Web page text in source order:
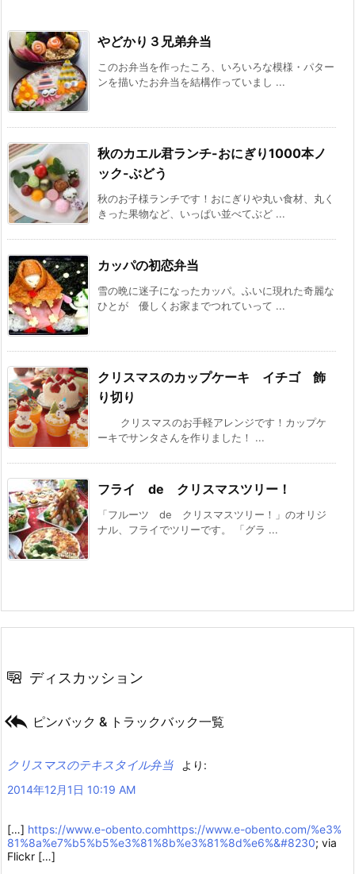
やどかり３兄弟弁当
このお弁当を作ったころ、いろいろな模様・パター
ンを描いたお弁当を結構作っていまし ...
秋のカエル君ランチ-おにぎり1000本ノ
ック-ぶどう
秋のお子様ランチです！おにぎりや丸い食材、丸く
きった果物など、いっぱい並べてぶど ...
カッパの初恋弁当
雪の晩に迷子になったカッパ。ふいに現れた奇麗な
ひとが 優しくお家までつれていって ...
クリスマスのカップケーキ イチゴ 飾
り切り
クリスマスのお手軽アレンジです！カップケ
ーキでサンタさんを作りました！ ...
フライ de クリスマスツリー！
「フルーツ de クリスマスツリー！」のオリジ
ナル、フライでツリーです。 「グラ ...
ディスカッション
 ピンバック & トラックバック一覧
クリスマスのテキスタイル弁当
より:
2014年12月1日 10:19 AM
[…] https://www.e-obento.comhttps://www.e-obento.com/%e3%
81%8a%e7%b5%b5%e3%81%8b%e3%81%8d%e6%&#8230; via
Flickr […]